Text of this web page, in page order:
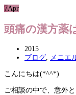
7Apr
頭痛の漢方薬
2015
ブログ, メニエ
こんにちは(*^^*)
ご相談の中で、意外